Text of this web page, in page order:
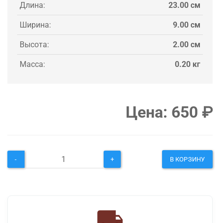
Длина: 23.00 см
Ширина: 9.00 см
Высота: 2.00 см
Масса: 0.20 кг
Цена: 650 ₽
- + В КОРЗИНУ